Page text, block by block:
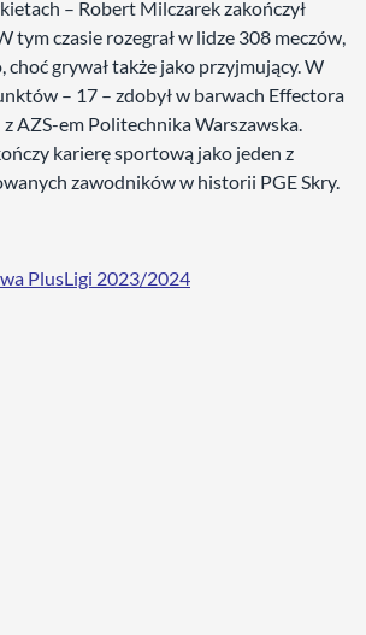
– Robert Milczarek zakończył
tym czasie rozegrał w lidze 308 meczów,
choć grywał także jako przyjmujący. W
– 17 – zdobył w barwach Effectora
AZS-em Politechnika Warszawska.
karierę sportową jako jeden z
zawodników w historii PGE Skry.
PlusLigi 2023/2024